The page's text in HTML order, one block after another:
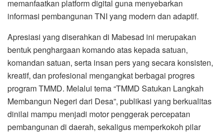
memanfaatkan platform digital guna menyebarkan
informasi pembangunan TNI yang modern dan adaptif.
Apresiasi yang diserahkan di Mabesad ini merupakan
bentuk penghargaan komando atas kepada satuan,
komandan satuan, serta insan pers yang secara konsisten,
kreatif, dan profesional mengangkat berbagai progres
program TMMD. Melalui tema “TMMD Satukan Langkah
Membangun Negeri dari Desa”, publikasi yang berkualitas
dinilai mampu menjadi motor penggerak percepatan
pembangunan di daerah, sekaligus memperkokoh pilar